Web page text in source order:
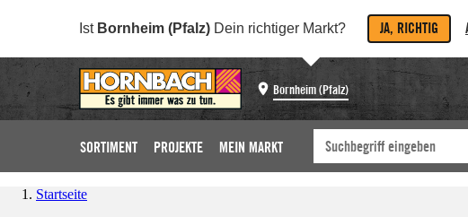
Ist Bornheim (Pfalz) Dein richtiger Markt? JA, RICHTIG
Bornheim (Pfalz)
SORTIMENT PROJEKTE MEIN MARKT
Startseite